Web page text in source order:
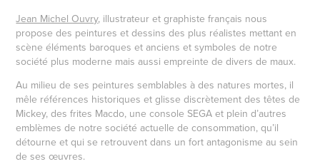
Jean Michel Ouvry, illustrateur et graphiste français nous
propose des peintures et dessins des plus réalistes mettant en
scène éléments baroques et anciens et symboles de notre
société plus moderne mais aussi empreinte de divers de maux.
Au milieu de ses peintures semblables à des natures mortes, il
mêle références historiques et glisse discrètement des têtes de
Mickey, des frites Macdo, une console SEGA et plein d’autres
emblèmes de notre société actuelle de consommation, qu’il
détourne et qui se retrouvent dans un fort antagonisme au sein
de ses œuvres.